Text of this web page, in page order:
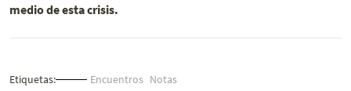
medio de esta crisis.
Etiquetas: Encuentros Notas